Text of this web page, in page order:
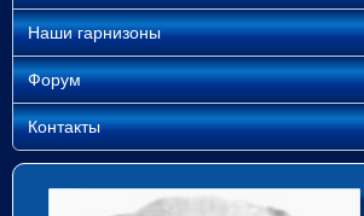
Наши гарнизоны
Форум
Контакты